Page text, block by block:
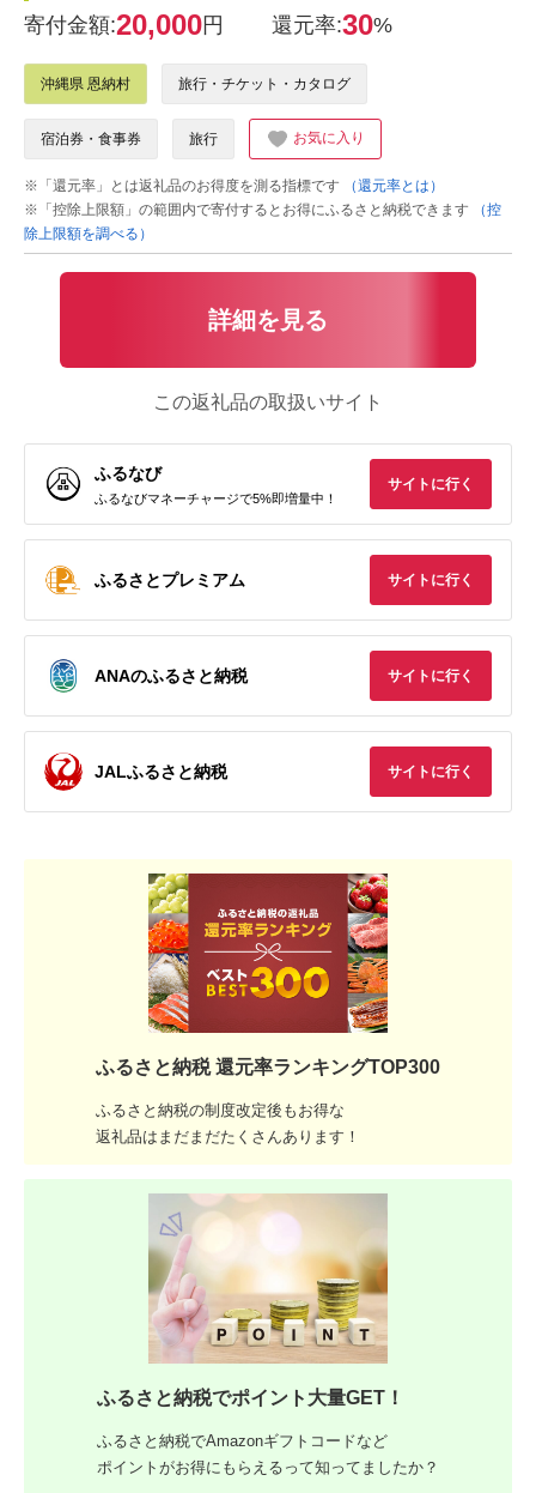
寄付金額:20,000円 還元率:30%
沖縄県 恩納村 旅行・チケット・カタログ
宿泊券・食事券 旅行 お気に入り
※「還元率」とは返礼品のお得度を測る指標です
（還元率とは）
※「控除上限額」の範囲内で寄付するとお得にふるさと納税できます
（控
除上限額を調べる）
詳細を見る
この返礼品の取扱いサイト
ふるなび
ふるなびマネーチャージで5%即増量中！
サイトに行く
ふるさとプレミアム サイトに行く
ANAのふるさと納税 サイトに行く
JALふるさと納税 サイトに行く
ふるさと納税 還元率ランキングTOP300
ふるさと納税の制度改定後もお得な
返礼品はまだまだたくさんあります！
ふるさと納税でポイント大量GET！
ふるさと納税でAmazonギフトコードなど
ポイントがお得にもらえるって知ってましたか？